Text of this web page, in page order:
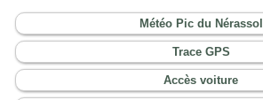
Météo Pic du Nérassol
Trace GPS
Accès voiture